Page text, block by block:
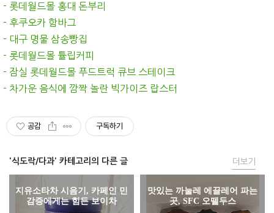
- 롯데월드몰 홍대 돈부리
- 후쿠오카 함바그
- 대구 명물 삼송빵집
- 롯데월드몰 튤립커피
- 잠실 롯데월드몰 푸드트럭 큐브 스테이크
- 차가운 음식에 깜짝 놀란 빅가이즈 랍스터
공감 구독하기
'식도락/다과' 카테고리의 다른 글
지유소타차 시음기, 카페인 민
감증에게는 힘든 보이차
맛있는 까눌레 에끌레어 파는
곳, SFC 오뗄두스
더보기